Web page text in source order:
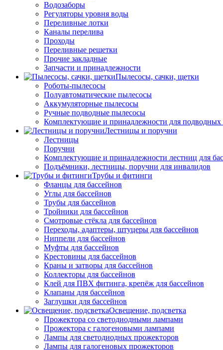
Водозаборы
Регуляторы уровня воды
Переливные лотки
Каналы перелива
Проходы
Переливные решетки
Прочие закладные
Запчасти и принадлежности
Пылесосы, сачки, щетки
Роботы-пылесосы
Полуавтоматические пылесосы
Аккумуляторные пылесосы
Ручные подводные пылесосы
Комплектующие и принадлежности для подводных
Лестницы и поручни
Лестницы
Поручни
Комплектующие и принадлежности лестниц для
Подъёмники, лестницы, поручни для инвалидов
Трубы и фитинги
Фланцы для бассейнов
Углы для бассейнов
Трубы для бассейнов
Тройники для бассейнов
Смотровые стёкла для бассейнов
Переходы, адаптеры, штуцеры для бассейнов
Ниппели для бассейнов
Муфты для бассейнов
Крестовины для бассейнов
Краны и затворы для бассейнов
Коллекторы для бассейнов
Клей для ПВХ фитинга, крепёж для бассейнов
Клапаны для бассейнов
Заглушки для бассейнов
Освещение, подсветка
Прожектора со светодиодными лампами
Прожектора с галогеновыми лампами
Лампы для светодиодных прожекторов
Лампы для галогеновых прожекторов